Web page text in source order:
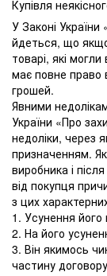
Купівля
У Законі
йдеться, що якщо
товарі, які
має повне право
грошей.
Явними
України «Про
недоліки, через
призначенням.
виробника і
від покупця
з цих
1. Усунення його
2. На його
3. Він якимось
частину